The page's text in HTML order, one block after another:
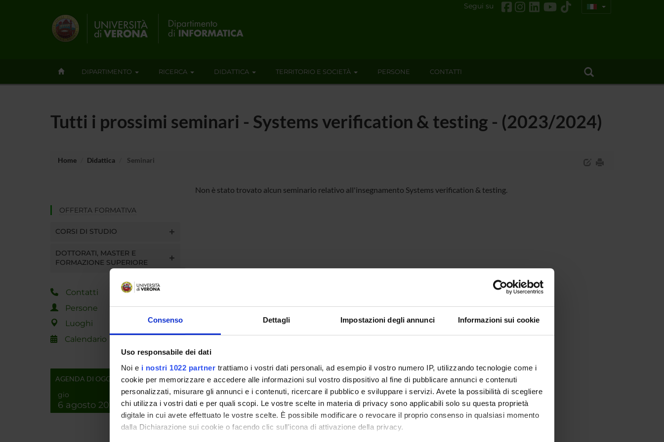
Consenso Dettagli Impostazioni degli annunci Informazioni sui cookie
Uso responsabile dei dati
Noi e i nostri 1022 partner trattiamo i vostri dati personali, ad esempio il vostro numero IP, utilizzando tecnologie come i
cookie per memorizzare e accedere alle informazioni sul vostro dispositivo al fine di pubblicare annunci e contenuti
personalizzati, misurare gli annunci e i contenuti, ricercare il pubblico e sviluppare i servizi. Avete la possibilità di scegliere
chi utilizza i vostri dati e per quali scopi. Le vostre scelte in materia di privacy sono applicabili solo su questa proprietà
digitale in cui avete effettuato le vostre scelte. È possibile modificare o revocare il proprio consenso in qualsiasi momento
dalla Dichiarazione sui cookie o facendo clic sull'icona di attivazione della privacy.
Segui su
DIPARTIMENTO RICERCA DIDATTICA TERRITORIO E SOCIETÀ PERSONE CONTATTI
Tutti i prossimi seminari - Systems verification & testing - (2023/2024)
Home Didattica Seminari
OFFERTA FORMATIVA
CORSI DI STUDIO
DOTTORATI, MASTER E
FORMAZIONE SUPERIORE
Contatti
Persone
Luoghi
Calendario
AGENDA DI OGGI
gio
6 agosto 2026
Non è stato trovato alcun seminario relativo all'insegnamento Systems verification & testing.